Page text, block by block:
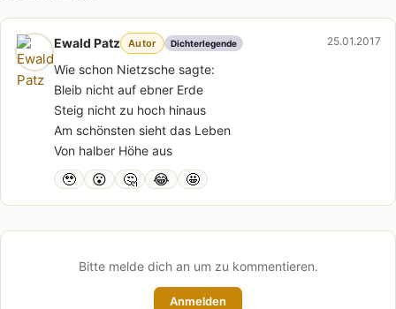
Ewald Patz Autor Dichterlegende 25.01.2017
Wie schon Nietzsche sagte:
Bleib nicht auf ebner Erde
Steig nicht zu hoch hinaus
Am schönsten sieht das Leben
Von halber Höhe aus
🥹 😮 🤔 😂 🤩
Bitte melde dich an um zu kommentieren.
Anmelden